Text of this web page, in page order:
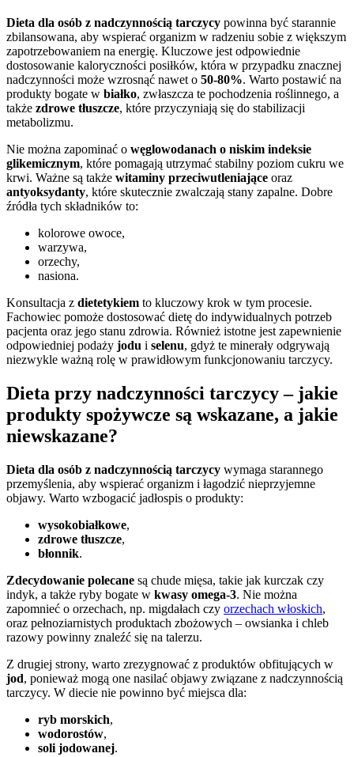
Dieta dla osób z nadczynnością tarczycy powinna być starannie
zbilansowana, aby wspierać organizm w radzeniu sobie z większym
zapotrzebowaniem na energię. Kluczowe jest odpowiednie
dostosowanie kaloryczności posiłków, która w przypadku znacznej
nadczynności może wzrosnąć nawet o 50-80%. Warto postawić na
produkty bogate w białko, zwłaszcza te pochodzenia roślinnego, a
także zdrowe tłuszcze, które przyczyniają się do stabilizacji
metabolizmu.
Nie można zapominać o węglowodanach o niskim indeksie
glikemicznym, które pomagają utrzymać stabilny poziom cukru we
krwi. Ważne są także witaminy przeciwutleniające oraz
antyoksydanty, które skutecznie zwalczają stany zapalne. Dobre
źródła tych składników to:
kolorowe owoce,
warzywa,
orzechy,
nasiona.
Konsultacja z dietetykiem to kluczowy krok w tym procesie.
Fachowiec pomoże dostosować dietę do indywidualnych potrzeb
pacjenta oraz jego stanu zdrowia. Również istotne jest zapewnienie
odpowiedniej podaży jodu i selenu, gdyż te minerały odgrywają
niezwykle ważną rolę w prawidłowym funkcjonowaniu tarczycy.
Dieta przy nadczynności tarczycy – jakie
produkty spożywcze są wskazane, a jakie
niewskazane?
Dieta dla osób z nadczynnością tarczycy wymaga starannego
przemyślenia, aby wspierać organizm i łagodzić nieprzyjemne
objawy. Warto wzbogacić jadłospis o produkty:
wysokobiałkowe,
zdrowe tłuszcze,
błonnik.
Zdecydowanie polecane są chude mięsa, takie jak kurczak czy
indyk, a także ryby bogate w kwasy omega-3. Nie można
zapomnieć o orzechach, np. migdałach czy orzechach włoskich,
oraz pełnoziarnistych produktach zbożowych – owsianka i chleb
razowy powinny znaleźć się na talerzu.
Z drugiej strony, warto zrezygnować z produktów obfitujących w
jod, ponieważ mogą one nasilać objawy związane z nadczynnością
tarczycy. W diecie nie powinno być miejsca dla:
ryb morskich,
wodorostów,
soli jodowanej.